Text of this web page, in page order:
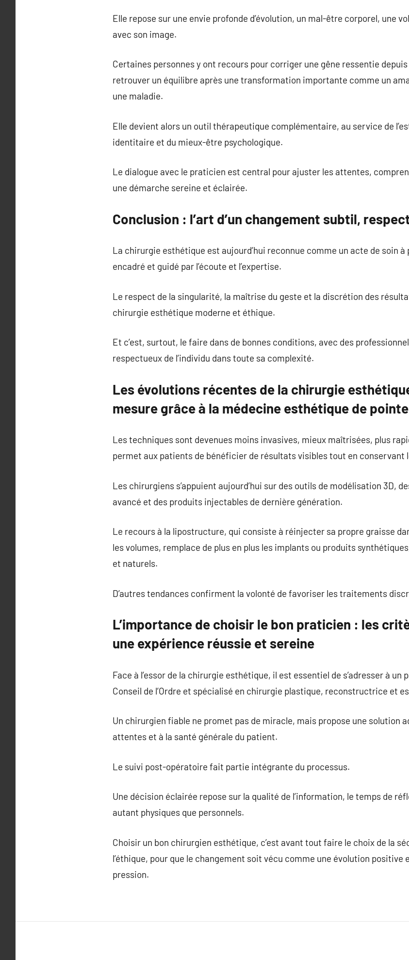
Elle repose sur une envie profonde d’évolution, un mal-être corporel, une
avec son image.
Certaines personnes y ont recours pour corriger une gêne ressentie depuis
retrouver un équilibre après une transformation importante comme un
une maladie.
Elle devient alors un outil thérapeutique complémentaire, au service de
identitaire et du mieux-être psychologique.
Le dialogue avec le praticien est central pour ajuster les attentes,
une démarche sereine et éclairée.
Conclusion : l’art d’un changement subtil,
La chirurgie esthétique est aujourd’hui reconnue comme un acte de soin
encadré et guidé par l’écoute et l’expertise.
Le respect de la singularité, la maîtrise du geste et la discrétion des
chirurgie esthétique moderne et éthique.
Et c’est, surtout, le faire dans de bonnes conditions, avec des
respectueux de l’individu dans toute sa complexité.
Les évolutions récentes de la chirurgie
mesure grâce à la médecine esthétique de pointe
Les techniques sont devenues moins invasives, mieux maîtrisées, plus
permet aux patients de bénéficier de résultats visibles tout en conservant
Les chirurgiens s’appuient aujourd’hui sur des outils de modélisation 3D,
avancé et des produits injectables de dernière génération.
Le recours à la lipostructure, qui consiste à réinjecter sa propre graisse
les volumes, remplace de plus en plus les implants ou produits
et naturels.
D’autres tendances confirment la volonté de favoriser les traitements
L’importance de choisir le bon praticien : les
une expérience réussie et sereine
Face à l’essor de la chirurgie esthétique, il est essentiel de s’adresser à
Conseil de l’Ordre et spécialisé en chirurgie plastique, reconstructrice et
Un chirurgien fiable ne promet pas de miracle, mais propose une solution
attentes et à la santé générale du patient.
Le suivi post-opératoire fait partie intégrante du processus.
Une décision éclairée repose sur la qualité de l’information, le temps de
autant physiques que personnels.
Choisir un bon chirurgien esthétique, c’est avant tout faire le choix de la
l’éthique, pour que le changement soit vécu comme une évolution positive
pression.